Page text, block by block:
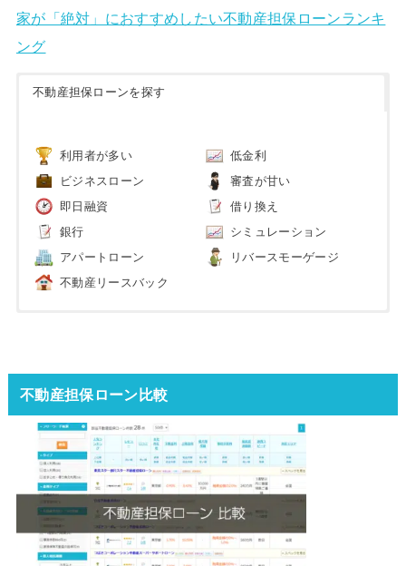
家が「絶対」におすすめしたい不動産担保ローンランキ
ング
不動産担保ローンを探す
利用者が多い 低金利
ビジネスローン 審査が甘い
即日融資 借り換え
銀行 シミュレーション
アパートローン リバースモーゲージ
不動産リースバック
不動産担保ローン比較